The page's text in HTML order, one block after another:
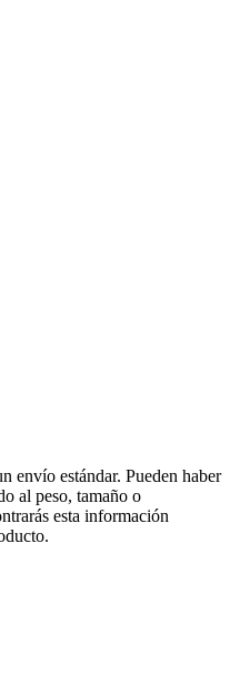
envío estándar. Pueden haber
al peso, tamaño o
esta información